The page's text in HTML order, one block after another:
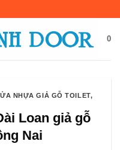
0
NHỰA GIẢ GỖ TOILET,
Loan giả gỗ
Nai